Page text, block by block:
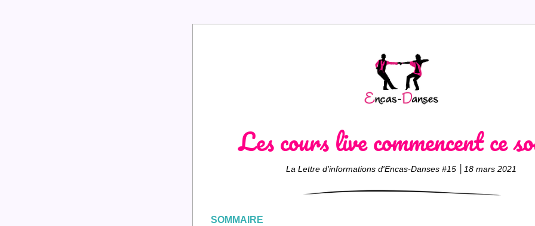
Les cours live commencent ce
La Lettre d'informations d'Encas-Danses #15 │18 mars 2021
SOMMAIRE